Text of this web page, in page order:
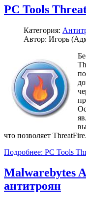
PC Tools
Категория:
Автор: Игорь
что позволяет
Подробнее: PC Tools
Malwarebytes
антитроян